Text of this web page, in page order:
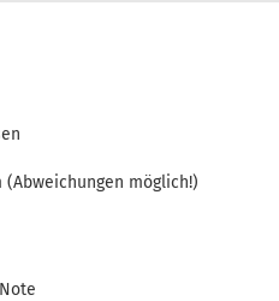
(Abweichungen möglich!)